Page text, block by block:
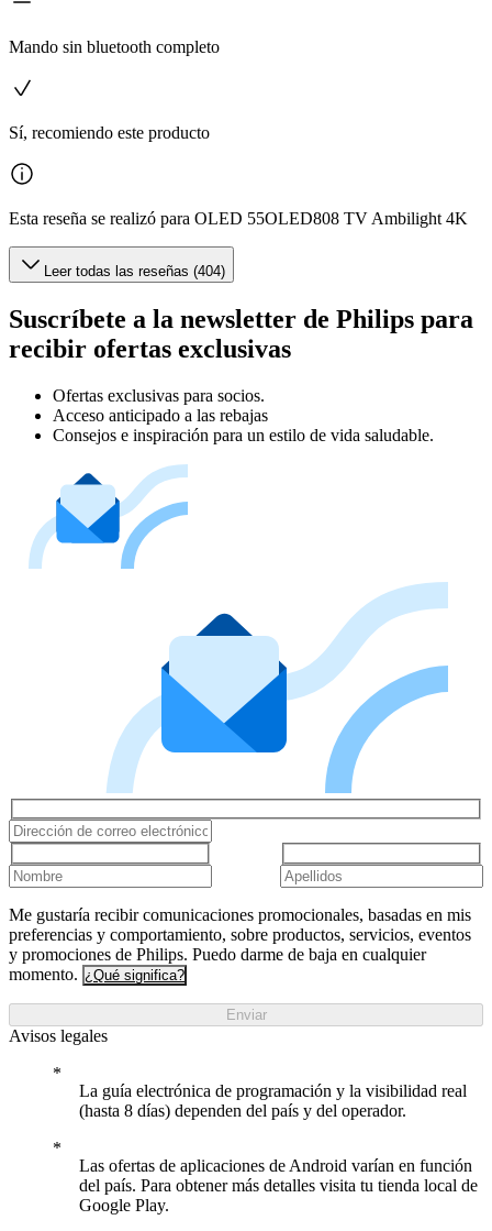
Mando sin bluetooth completo
Sí, recomiendo este producto
Esta reseña se realizó para OLED 55OLED808 TV Ambilight 4K
Leer todas las reseñas (404)
Suscríbete a la newsletter de Philips para
recibir ofertas exclusivas
Ofertas exclusivas para socios.
Acceso anticipado a las rebajas
Consejos e inspiración para un estilo de vida saludable.
Me gustaría recibir comunicaciones promocionales, basadas en mis
preferencias y comportamiento, sobre productos, servicios, eventos
y promociones de Philips. Puedo darme de baja en cualquier
momento. ¿Qué significa?
Enviar
Avisos legales
La guía electrónica de programación y la visibilidad real
(hasta 8 días) dependen del país y del operador.
Las ofertas de aplicaciones de Android varían en función
del país. Para obtener más detalles visita tu tienda local de
Google Play.